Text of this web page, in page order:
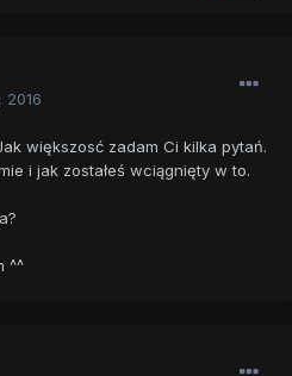
2016
większosć zadam Ci kilka pytań.
i jak zostałeś wciągnięty w to.
^^